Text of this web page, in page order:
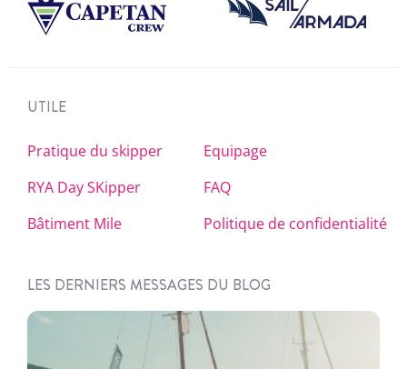
UTILE
Pratique du skipper
Equipage
RYA Day SKipper
FAQ
Bâtiment Mile
Politique de confidentialité
LES DERNIERS MESSAGES DU BLOG